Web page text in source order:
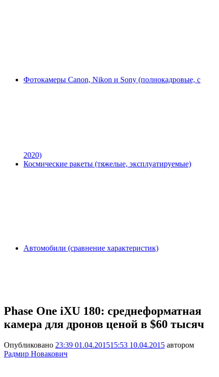
Фотокамеры Canon, Nikon и Sony (полнокадровые, с
2020)
Космические ракеты (тяжелые, эксплуатируемые)
Автомобили (сравнение характеристик)
Phase One iXU 180: среднеформатная
камера для дронов ценой в $60 тысяч
Опубликовано 23:39 01.04.201515:53 10.04.2015 автором
Радмир Новакович